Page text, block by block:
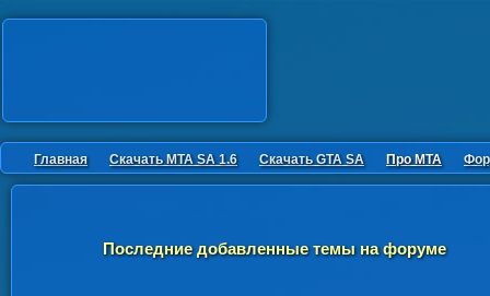
Главная Скачать MTA SA 1.6 Скачать GTA SA Про MTA
Последние добавленные темы на форуме